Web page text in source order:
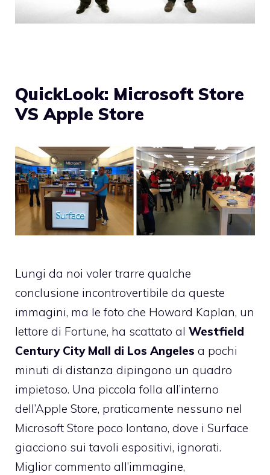
QuickLook: Microsoft Store
VS Apple Store
Lungi da noi voler trarre qualche
conclusione incontrovertibile da queste
immagini, ma le foto che Howard Kaplan, un
lettore di Fortune, ha scattato al Westfield
Century City Mall di Los Angeles a pochi
minuti di distanza dipingono un quadro
impietoso. Una piccola folla all’interno
dell’Apple Store, praticamente nessuno nel
Microsoft Store poco lontano, dove i Surface
giacciono sui tavoli espositivi, ignorati.
Miglior commento all’immagine,